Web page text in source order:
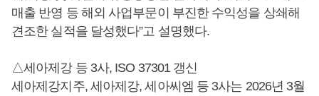
매출 반영 등 해외 사업부문이 부진한 수익성을 상쇄해
견조한 실적을 달성했다”고 설명했다.
△세아제강 등 3사, ISO 37301 갱신
세아제강지주, 세아제강, 세아씨엠 등 3사는 2026년 3월